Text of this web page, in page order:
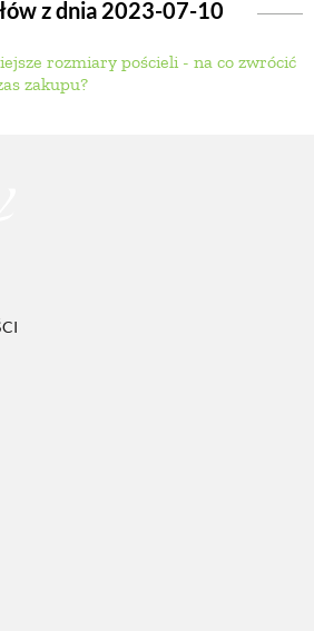
z dnia 2023-07-10
rozmiary pościeli - na co zwrócić
zakupu?
DOM
OGRODU